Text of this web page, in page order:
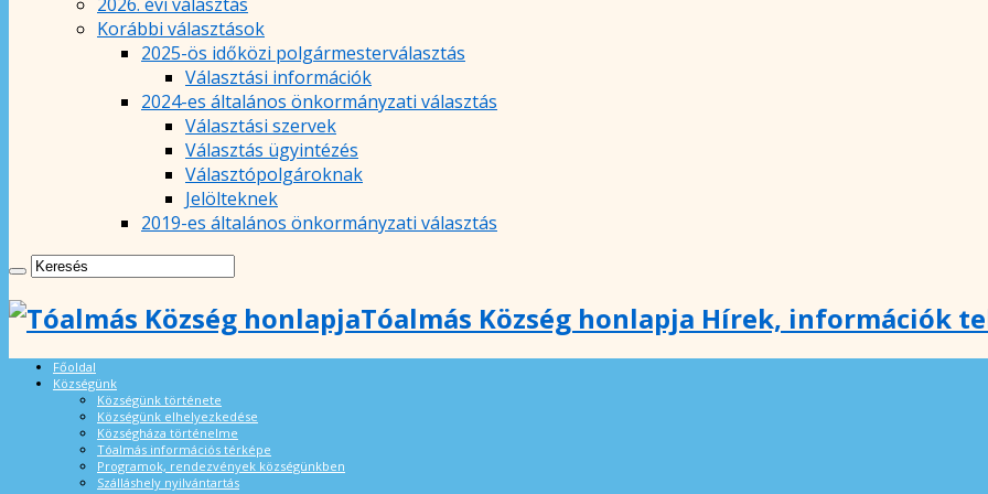
Korábbi választások
2025-ös időközi polgármesterválasztás
Választási információk
2024-es általános önkormányzati választás
Választási szervek
Választás ügyintézés
Választópolgároknak
Jelölteknek
2019-es általános önkormányzati választás
Tóalmás Község honlapja Hírek, információk
Főoldal
Községünk
Községünk története
Községünk elhelyezkedése
Községháza történelme
Tóalmás információs térképe
Programok, rendezvények községünkben
Szálláshely nyilvántartás